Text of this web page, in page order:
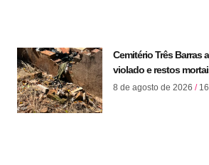
Cemitério Três Barras
violado e restos
8 de agosto de 2026